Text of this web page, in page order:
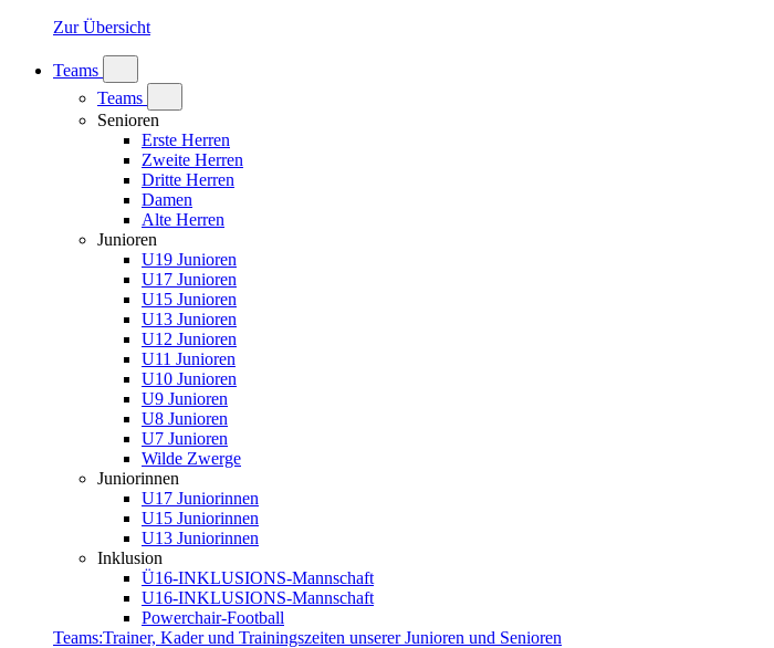
Zur Übersicht
Teams
Teams
Senioren
Erste Herren
Zweite Herren
Dritte Herren
Damen
Alte Herren
Junioren
U19 Junioren
U17 Junioren
U15 Junioren
U13 Junioren
U12 Junioren
U11 Junioren
U10 Junioren
U9 Junioren
U8 Junioren
U7 Junioren
Wilde Zwerge
Juniorinnen
U17 Juniorinnen
U15 Juniorinnen
U13 Juniorinnen
Inklusion
Ü16-INKLUSIONS-Mannschaft
U16-INKLUSIONS-Mannschaft
Powerchair-Football
Teams:Trainer, Kader und Trainingszeiten unserer Junioren und Senioren